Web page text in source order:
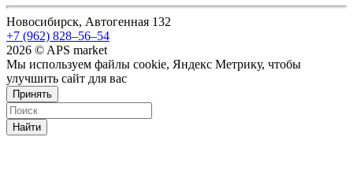
Новосибирск, Автогенная 132
+7 (962) 828‒56‒54
2026 © APS market
Мы используем файлы cookie, Яндекс Метрику, чтобы
улучшить сайт для вас
Принять
Найти